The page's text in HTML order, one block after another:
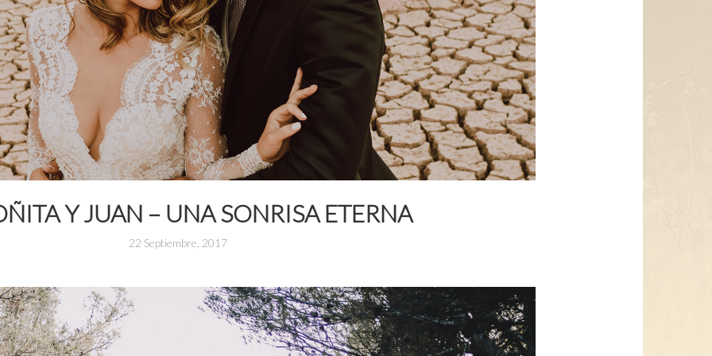
Y JUAN – UNA SONRISA ETERNA
22 Septiembre, 2017